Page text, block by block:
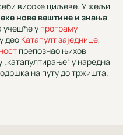
високе циљеве. У жељи
нове вештине и знања
учешће у програму
део Катапулт заједнице,
препознао њихов
у наредна
на путу до тржишта.